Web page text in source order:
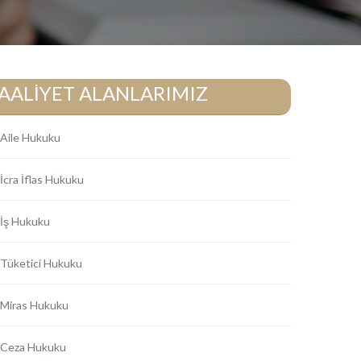
ALANLARIMIZ
Aile Hukuku
İcra İflas Hukuku
İş Hukuku
Tüketici Hukuku
Miras Hukuku
Ceza Hukuku